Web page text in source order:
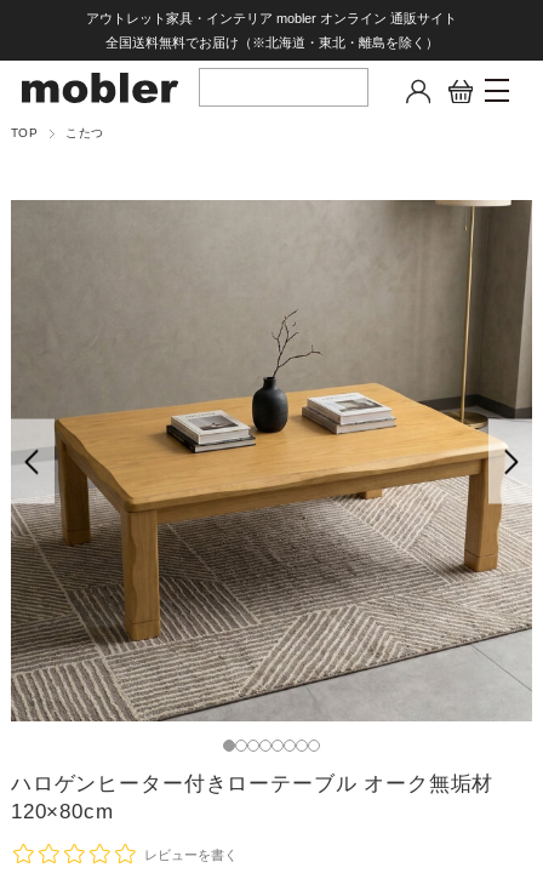
アウトレット家具・インテリア mobler オンライン 通販サイト
全国送料無料でお届け（※北海道・東北・離島を除く）
TOP こたつ
ハロゲンヒーター付きローテーブル オーク無垢材
120×80cm
レビューを書く